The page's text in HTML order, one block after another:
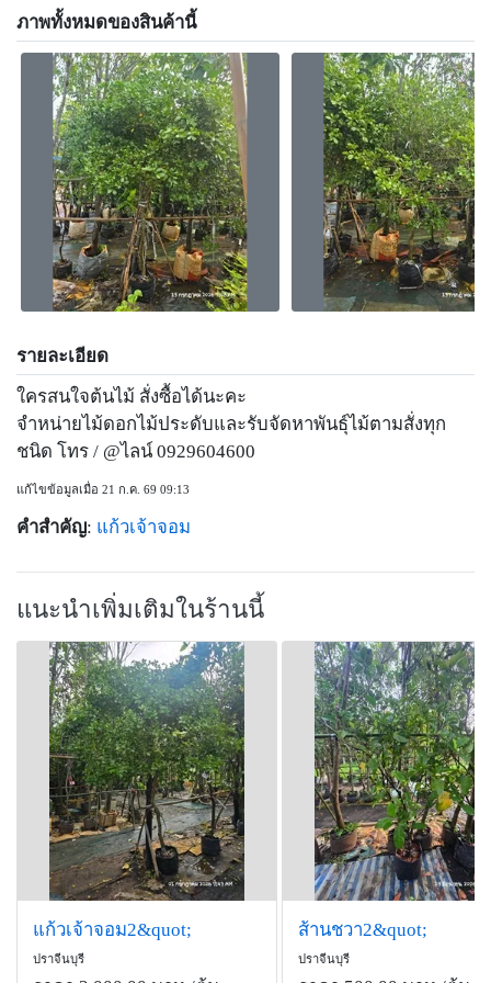
ภาพทั้งหมดของสินค้านี้
รายละเอียด
ใครสนใจต้นไม้ สั่งซื้อได้นะคะ
จำหน่ายไม้ดอกไม้ประดับและรับจัดหาพันธุ์ไม้ตามสั่งทุก
ชนิด โทร / @ไลน์ 0929604600
แก้ไขข้อมูลเมื่อ 21 ก.ค. 69 09:13
คำสำคัญ: แก้วเจ้าจอม
แนะนำเพิ่มเติมในร้านนี้
แก้วเจ้าจอม2&quot;
ปราจีนบุรี
ส้านชวา2&quot;
ปราจีนบุรี